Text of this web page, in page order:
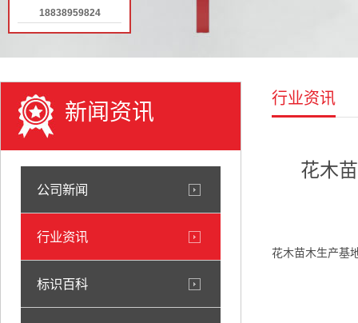
新闻资讯
公司新闻
行业资讯
标识百科
行业资讯
花木
花木苗木生产基
18838959824